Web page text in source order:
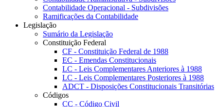
Contabilidade Operacional - Subdivisões
Ramificações da Contabilidade
Legislação
Sumário da Legislação
Constituição Federal
CF - Constituição Federal de 1988
EC - Emendas Constitucionais
LC - Leis Complementares Anteriores à 1988
LC - Leis Complementares Posteriores à 1988
ADCT - Disposições Constitucionais Transitórias
Códigos
CC - Código Civil